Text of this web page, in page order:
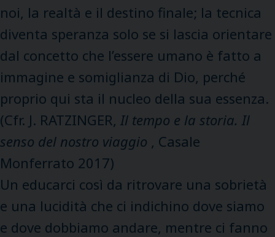
noi, la realtà e il destino finale; la tecnica
diventa speranza solo se si lascia orientare
dal concetto che l’essere umano è fatto a
immagine e somiglianza di Dio, perché
proprio qui sta il nucleo della sua essenza.
(Cfr. J. RATZINGER, Il tempo e la storia. Il
senso del nostro viaggio , Casale
Monferrato 2017)
Un educarci così da ritrovare una sobrietà
e una lucidità che ci indichino dove siamo
e dove dobbiamo andare, mentre ci fanno